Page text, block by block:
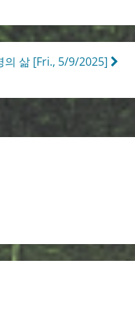
의 삶 [Fri., 5/9/2025]